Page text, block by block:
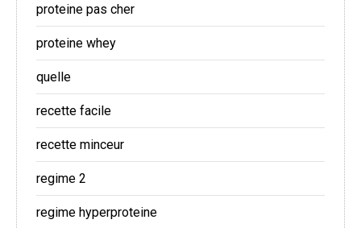
proteine pas cher
proteine whey
quelle
recette facile
recette minceur
regime 2
regime hyperproteine